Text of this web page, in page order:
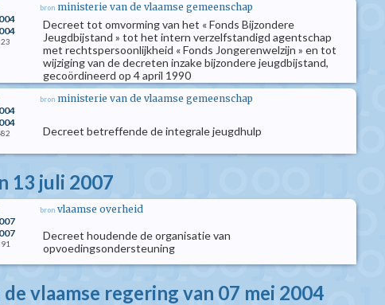
bron ministerie van de vlaamse gemeenschap
Decreet tot omvorming van het « Fonds Bijzondere
Jeugdbijstand » tot het intern verzelfstandigd agentschap
met rechtspersoonlijkheid « Fonds Jongerenwelzijn » en tot
wijziging van de decreten inzake bijzondere jeugdbijstand,
gecoördineerd op 4 april 1990
bron ministerie van de vlaamse gemeenschap
Decreet betreffende de integrale jeugdhulp
13 juli 2007
bron vlaamse overheid
Decreet houdende de organisatie van
opvoedingsondersteuning
vlaamse regering van 07 mei 2004